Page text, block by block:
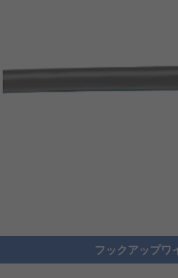
フックアップワ